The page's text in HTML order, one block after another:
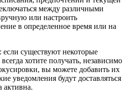
между различными
или настроить
в определенное время или на
существуют некоторые
хотите получать, независимо
вы можете добавить их
уведомления будут доставляться
активна.